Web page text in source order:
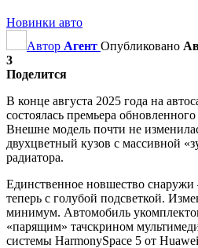
Новинки авто
Автор Агент Опубликовано
3
Поделится
В конце августа 2025 года на
состоялась премьера
Внешне модель почти не
двухцветный кузов с массивной
радиатора.
Единственное новшество
теперь с голубой подсветкой.
минимум. Автомобиль
«парящим» тачскрином
системы HarmonySpace 5 от